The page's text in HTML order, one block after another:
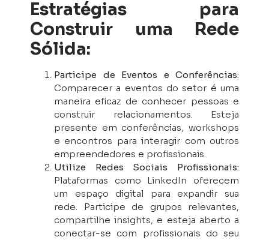
Estratégias para
Construir uma Rede
Sólida:
Participe de Eventos e Conferências:
Comparecer a eventos do setor é uma
maneira eficaz de conhecer pessoas e
construir relacionamentos. Esteja
presente em conferências, workshops
e encontros para interagir com outros
empreendedores e profissionais.
Utilize Redes Sociais Profissionais:
Plataformas como LinkedIn oferecem
um espaço digital para expandir sua
rede. Participe de grupos relevantes,
compartilhe insights, e esteja aberto a
conectar-se com profissionais do seu